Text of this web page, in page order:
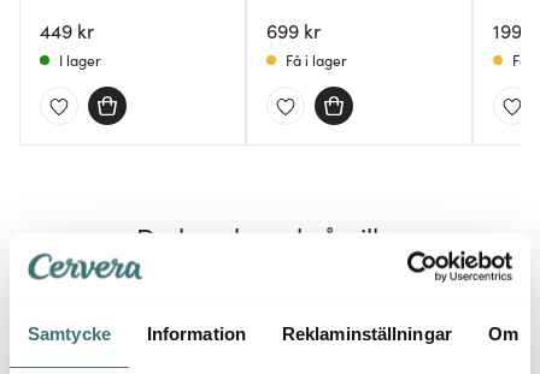
Samtycke Information Reklaminställningar Om
449 kr
I lager
699 kr
Få i lager
199
Få
Du kanske också gillar
20% 40%